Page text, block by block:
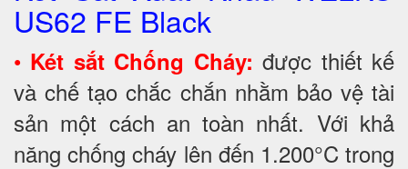
US62 FE Black
• Két sắt Chống Cháy: được thiết kế
và chế tạo chắc chắn nhằm bảo vệ tài
sản một cách an toàn nhất. Với khả
năng chống cháy lên đến 1.200°C trong